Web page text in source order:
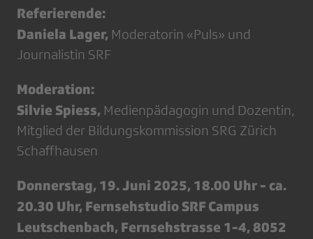
Referierende:
Daniela Lager, Moderatorin «Puls» und
Journalistin SRF
Moderation:
Silvie Spiess, Medienpädagogin und Dozentin,
Mitglied der Bildungskommission SRG Zürich
Schaffhausen
Donnerstag, 19. Juni 2025, 18.00 Uhr - ca.
20.30 Uhr, Fernsehstudio SRF Campus
Leutschenbach, Fernsehstrasse 1-4, 8052